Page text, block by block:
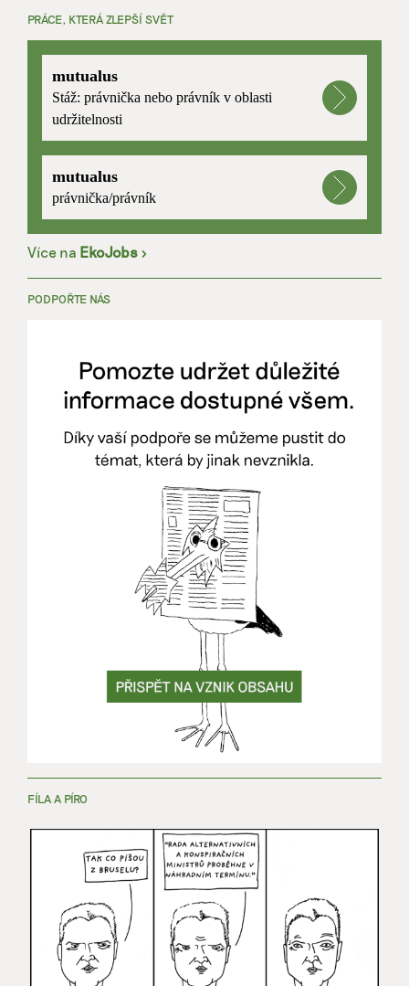
PRÁCE, KTERÁ ZLEPŠÍ SVĚT
mutualus
Stáž: právnička nebo právník v oblasti
udržitelnosti
mutualus
právnička/právník
Více na EkoJobs >
PODPOŘTE NÁS
FÍLA A PÍRO